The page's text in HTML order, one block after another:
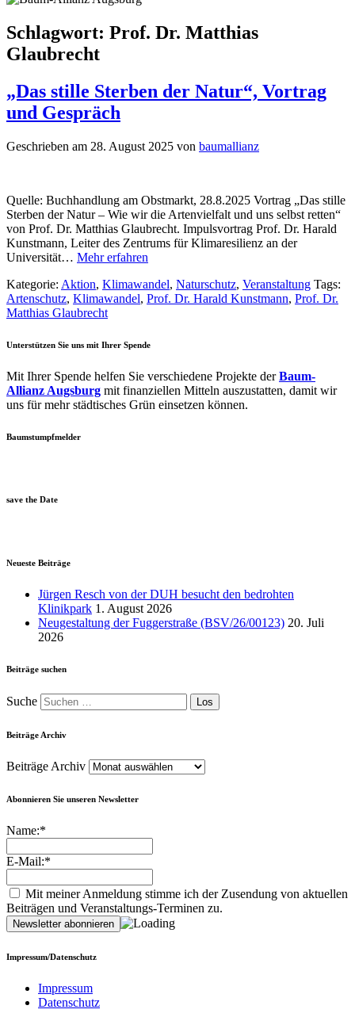
Schlagwort: Prof. Dr. Matthias
Glaubrecht
„Das stille Sterben der Natur“, Vortrag
und Gespräch
Geschrieben am 28. August 2025 von baumallianz
Quelle: Buchhandlung am Obstmarkt, 28.8.2025 Vortrag „Das stille
Sterben der Natur – Wie wir die Artenvielfalt und uns selbst retten“
von Prof. Dr. Matthias Glaubrecht. Impulsvortrag Prof. Dr. Harald
Kunstmann, Leiter des Zentrums für Klimaresilienz an der
Universität… Mehr erfahren
Kategorie: Aktion, Klimawandel, Naturschutz, Veranstaltung Tags:
Artenschutz, Klimawandel, Prof. Dr. Harald Kunstmann, Prof. Dr.
Matthias Glaubrecht
Unterstützen Sie uns mit Ihrer Spende
Mit Ihrer Spende helfen Sie verschiedene Projekte derBaum-
Allianz Augsburg mit finanziellen Mitteln auszustatten, damit wir
uns für mehr städtisches Grün einsetzen können.
Baumstumpfmelder
save the Date
Neueste Beiträge
Jürgen Resch von der DUH besucht den bedrohten
Klinikpark 1. August 2026
Neugestaltung der Fuggerstraße (BSV/26/00123) 20. Juli
2026
Beiträge suchen
Suche
Beiträge Archiv
Beiträge Archiv
Abonnieren Sie unseren Newsletter
Name:*
E-Mail:*
Mit meiner Anmeldung stimme ich der Zusendung von aktuellen
Beiträgen und Veranstaltungs-Terminen zu.
Impressum/Datenschutz
Impressum
Datenschutz